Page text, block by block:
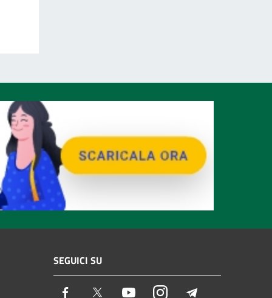
SEGUICI SU
Facebook Twitter YoutubeInstagram